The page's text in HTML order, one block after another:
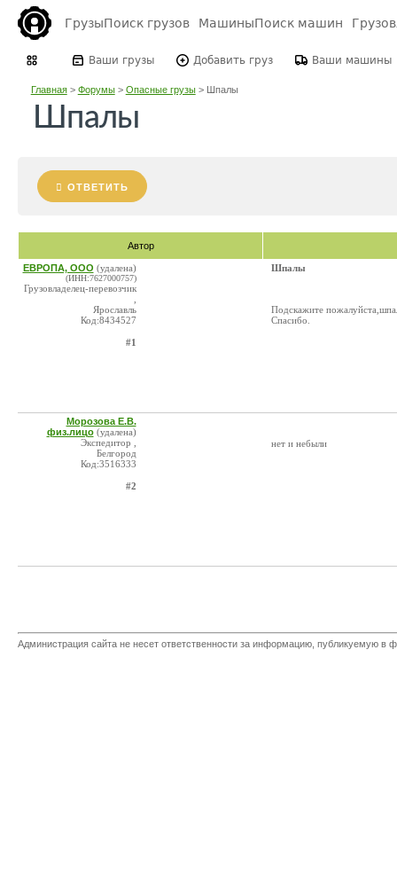
ГрузыПоиск грузов МашиныПоиск машин
Ваши грузы Добавить груз Ваши машины
Главная> Форумы> Опасные грузы> Шпалы
Шпалы
ОТВЕТИТЬ
Автор
ЕВРОПА, ООО (удалена)
(ИНН:7627000757)
Грузовладелец-перевозчик
Ярославль
Код:8434527
#1
Шпалы
Подскажите
Спасибо.
Морозова Е.В.
физ.лицо (удалена)
Экспедитор ,
Белгород
Код:3516333
#2
нет и небыли
Администрация сайта не несет ответственности за информацию, публикуемую